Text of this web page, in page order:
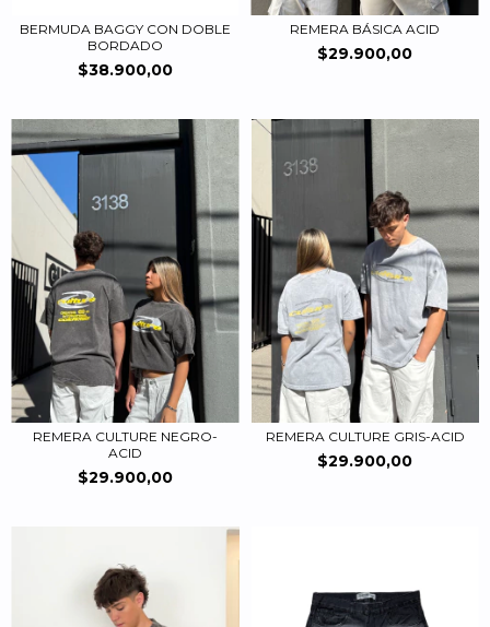
BERMUDA BAGGY CON DOBLE
BORDADO
$38.900,00
REMERA BÁSICA ACID
$29.900,00
REMERA CULTURE NEGRO-
ACID
$29.900,00
REMERA CULTURE GRIS-ACID
$29.900,00